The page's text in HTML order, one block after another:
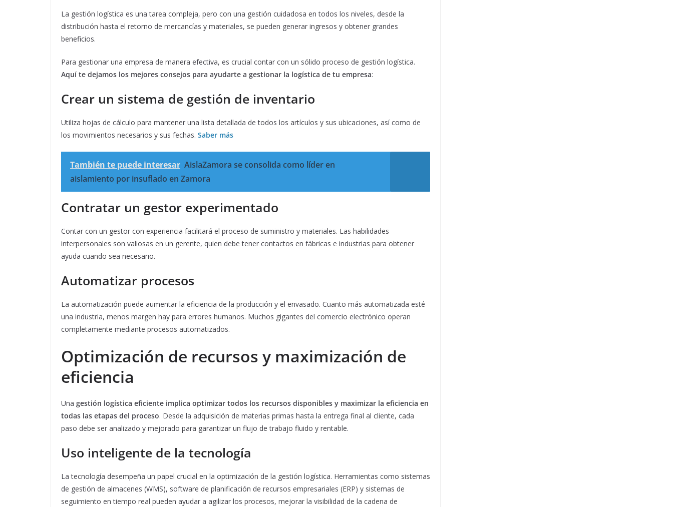
La gestión logística es una tarea compleja, pero con una gestión cuidadosa en todos los niveles, desde la
distribución hasta el retorno de mercancías y materiales, se pueden generar ingresos y obtener grandes
beneficios.
Para gestionar una empresa de manera efectiva, es crucial contar con un sólido proceso de gestión logística.
Aquí te dejamos los mejores consejos para ayudarte a gestionar la logística de tu empresa:
Crear un sistema de gestión de inventario
Utiliza hojas de cálculo para mantener una lista detallada de todos los artículos y sus ubicaciones, así como de
los movimientos necesarios y sus fechas. Saber más
También te puede interesar AislaZamora se consolida como líder en
aislamiento por insuflado en Zamora
Contratar un gestor experimentado
Contar con un gestor con experiencia facilitará el proceso de suministro y materiales. Las habilidades
interpersonales son valiosas en un gerente, quien debe tener contactos en fábricas e industrias para obtener
ayuda cuando sea necesario.
Automatizar procesos
La automatización puede aumentar la eficiencia de la producción y el envasado. Cuanto más automatizada esté
una industria, menos margen hay para errores humanos. Muchos gigantes del comercio electrónico operan
completamente mediante procesos automatizados.
Optimización de recursos y maximización de
eficiencia
Una gestión logística eficiente implica optimizar todos los recursos disponibles y maximizar la eficiencia en
todas las etapas del proceso. Desde la adquisición de materias primas hasta la entrega final al cliente, cada
paso debe ser analizado y mejorado para garantizar un flujo de trabajo fluido y rentable.
Uso inteligente de la tecnología
La tecnología desempeña un papel crucial en la optimización de la gestión logística. Herramientas como sistemas
de gestión de almacenes (WMS), software de planificación de recursos empresariales (ERP) y sistemas de
seguimiento en tiempo real pueden ayudar a agilizar los procesos, mejorar la visibilidad de la cadena de